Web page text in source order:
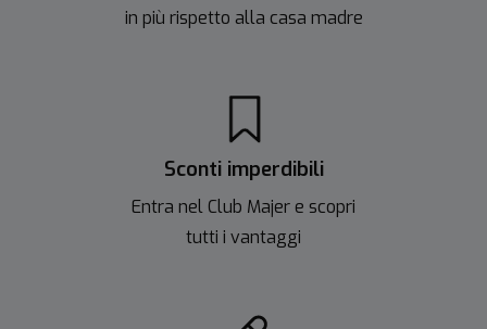
in più rispetto alla casa madre
Sconti imperdibili
Entra nel Club Majer e scopri
tutti i vantaggi